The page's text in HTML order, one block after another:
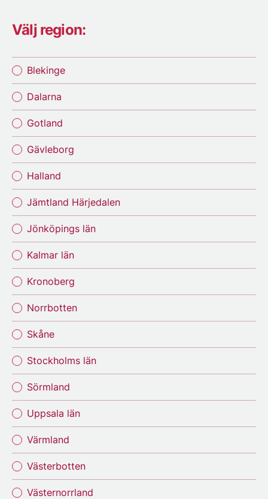
Välj region:
Blekinge
Dalarna
Gotland
Gävleborg
Halland
Jämtland Härjedalen
Jönköpings län
Kalmar län
Kronoberg
Norrbotten
Skåne
Stockholms län
Sörmland
Uppsala län
Värmland
Västerbotten
Västernorrland